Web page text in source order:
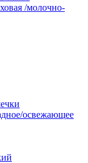
/молочно-
освежающее